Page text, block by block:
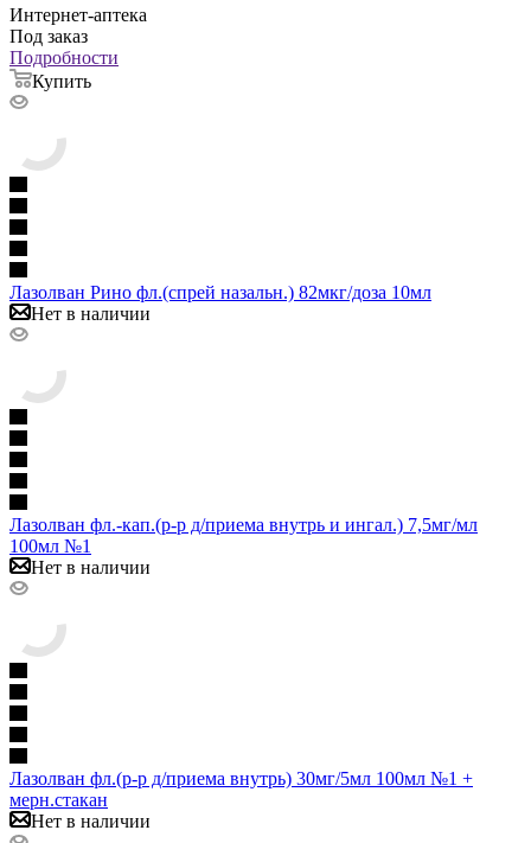
Интернет-аптека
Под заказ
Подробности
Купить
Лазолван Рино фл.(спрей назальн.) 82мкг/доза 10мл
Нет в наличии
Лазолван фл.-кап.(р-р д/приема внутрь и ингал.) 7,5мг/мл
100мл №1
Нет в наличии
Лазолван фл.(р-р д/приема внутрь) 30мг/5мл 100мл №1 +
мерн.стакан
Нет в наличии